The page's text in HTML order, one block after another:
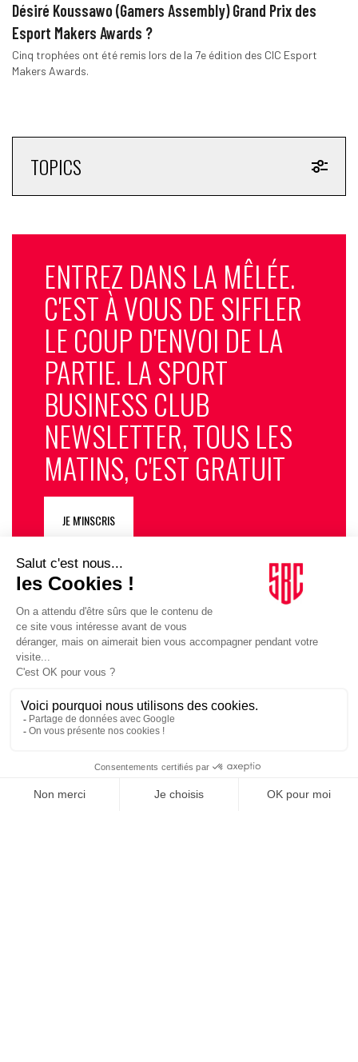
Désiré Koussawo (Gamers Assembly) Grand Prix des
Esport Makers Awards ?
Cinq trophées ont été remis lors de la 7e édition des CIC Esport
Makers Awards.
TOPICS
ENTREZ DANS LA MÊLÉE.
C'EST À VOUS DE SIFFLER
LE COUP D'ENVOI DE LA
PARTIE. LA SPORT
BUSINESS CLUB
NEWSLETTER, TOUS LES
MATINS, C'EST GRATUIT
JE M'INSCRIS
SUIVEZ-NOUS